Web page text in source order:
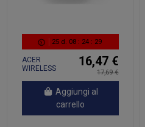
25 d. 08 : 24 : 28
ACER
WIRELESS
AMR130
16,47 €
17,69 €
Aggiungi al
carrello